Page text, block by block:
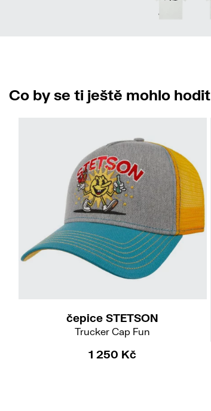
Co by se ti ještě mohlo hodit
čepice STETSON
Trucker Cap Fun
1 250 Kč